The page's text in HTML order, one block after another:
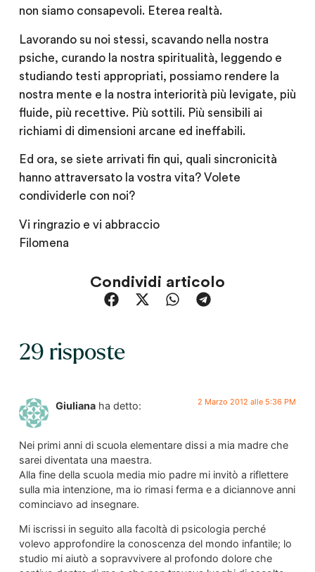
non siamo consapevoli. Eterea realtà.
Lavorando su noi stessi, scavando nella nostra
psiche, curando la nostra spiritualità, leggendo e
studiando testi appropriati, possiamo rendere la
nostra mente e la nostra interiorità più levigate, più
fluide, più recettive. Più sottili. Più sensibili ai
richiami di dimensioni arcane ed ineffabili.
Ed ora, se siete arrivati fin qui, quali sincronicità
hanno attraversato la vostra vita? Volete
condividerle con noi?
Vi ringrazio e vi abbraccio
Filomena
Condividi articolo
29 risposte
Giuliana ha detto: 2 Marzo 2012 alle 5:36 PM
Nei primi anni di scuola elementare dissi a mia madre che
sarei diventata una maestra.
Alla fine della scuola media mio padre mi invitò a riflettere
sulla mia intenzione, ma io rimasi ferma e a diciannove anni
cominciavo ad insegnare.
Mi iscrissi in seguito alla facoltà di psicologia perché
volevo approfondire la conoscenza del mondo infantile; lo
studio mi aiutò a sopravvivere al profondo dolore che